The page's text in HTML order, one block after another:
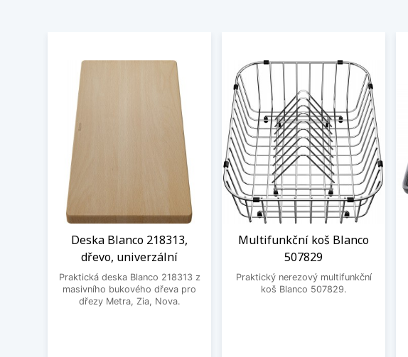
Deska Blanco 218313,
dřevo, univerzální
Praktická deska Blanco 218313 z
masivního bukového dřeva pro
dřezy Metra, Zia, Nova.
Multifunkční koš Blanco
507829
Praktický nerezový multifunkční
koš Blanco 507829.